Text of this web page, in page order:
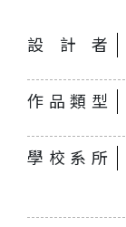
設計者
作品類型
學校系所